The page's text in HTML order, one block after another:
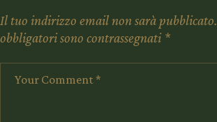
Il tuo indirizzo email non sarà pubblicato.
obbligatori sono contrassegnati *